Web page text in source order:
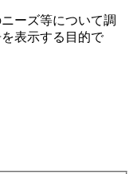
ーズ等について調
表⽰する⽬的で